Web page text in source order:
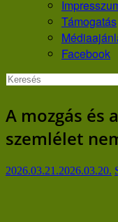
Támogatás
Facebook
A mozgás és
szemlélet
2026.03.21.2026.03.20.